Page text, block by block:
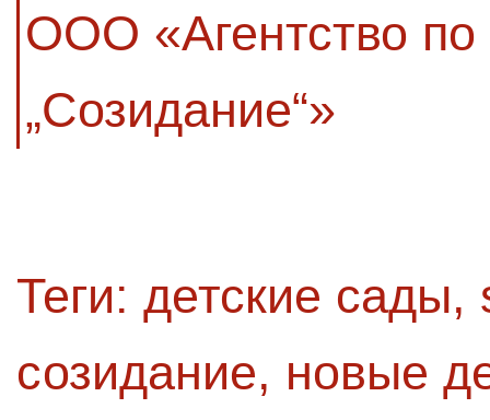
ООО «Агентство по
„Созидание“»
Теги: детские сады,
созидание, новые